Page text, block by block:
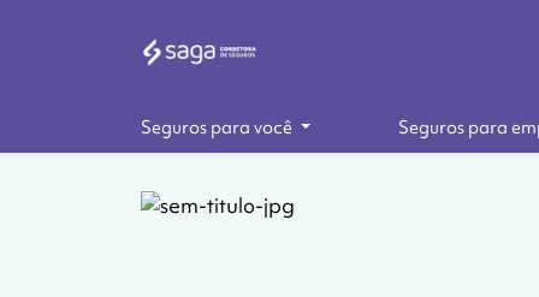
Seguros para você Seguros para